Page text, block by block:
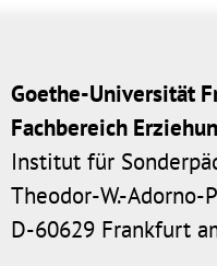
Goethe-Universität
Fachbereich
Institut für
Theodor-W.-Adorno-
D-60629 Frankfurt